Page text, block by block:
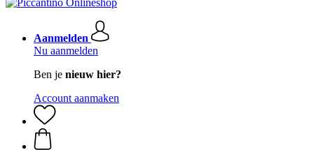
Aanmelden
Nu aanmelden
Ben je nieuw hier?
Account aanmaken